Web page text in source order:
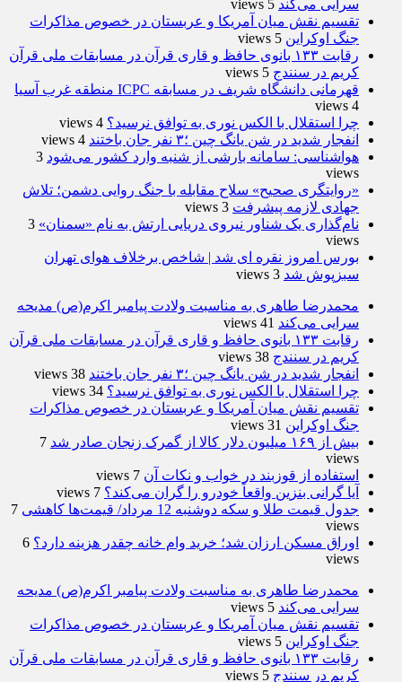
سرایی می‌کند 5 views
تقسیم نقش میان آمریکا و عربستان در خصوص مذاکرات
جنگ اوکراین 5 views
رقابت ۱۳۳ بانوی حافظ و قاری قرآن در مسابقات ملی قرآن
کریم در سنندج 5 views
قهرمانی دانشگاه شریف در مسابقه ICPC منطقه غرب آسیا
4 views
چرا استقلال با الکس نوری به توافق نرسید؟ 4 views
انفجار شدید در شن یانگ چین ؛۳ نفر جان باختند
4 views
هواشناسی: سامانه بارشی از شنبه وارد کشور می‌شود 3
views
«روایتگری صحیح» سلاح مقابله با جنگ روایی دشمن؛ تلاش
جهادی لازمه پیشرفت 3 views
نام‌گذاری یک شناور نیروی دریایی ارتش به نام «سمنان» 3
views
بورس امروز نقره ای شد | شاخص برخلاف هوای تهران
سبزپوش شد 3 views
محمدرضا طاهری به مناسبت ولادت پیامبر اکرم(ص) مدیحه
سرایی می‌کند 41 views
رقابت ۱۳۳ بانوی حافظ و قاری قرآن در مسابقات ملی قرآن
کریم در سنندج 38 views
انفجار شدید در شن یانگ چین ؛۳ نفر جان باختند
38 views
چرا استقلال با الکس نوری به توافق نرسید؟ 34 views
تقسیم نقش میان آمریکا و عربستان در خصوص مذاکرات
جنگ اوکراین 31 views
بیش از ۱۶۹ میلیون دلار کالا از گمرک زنجان صادر شد
7
views
استفاده از قوزبند در خواب و نکات آن 7 views
آیا گرانی بنزین واقعاً خودرو را گران می‌کند؟ 7 views
جدول قیمت طلا و سکه دوشنبه 12 مرداد/ قیمت‌ها کاهشی
7
views
اوراق مسکن ارزان شد؛ خرید وام خانه چقدر هزینه دارد؟ 6
views
محمدرضا طاهری به مناسبت ولادت پیامبر اکرم(ص) مدیحه
سرایی می‌کند 5 views
تقسیم نقش میان آمریکا و عربستان در خصوص مذاکرات
جنگ اوکراین 5 views
رقابت ۱۳۳ بانوی حافظ و قاری قرآن در مسابقات ملی قرآن
کریم در سنندج 5 views